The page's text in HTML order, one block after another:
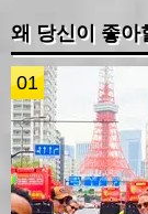
왜 당신이 좋아
01